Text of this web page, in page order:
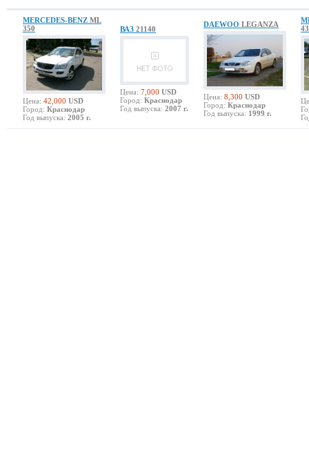
MERCEDES-BENZ ML
350
Цена: 42,000 USD
Город: Краснодар
Год выпуска: 2005 г.
ВАЗ 21140
Цена: 7,000 USD
Город: Краснодар
Год выпуска: 2007 г.
DAEWOO LEGANZA
Цена: 8,300 USD
Город: Краснодар
Год выпуска: 1999 г.